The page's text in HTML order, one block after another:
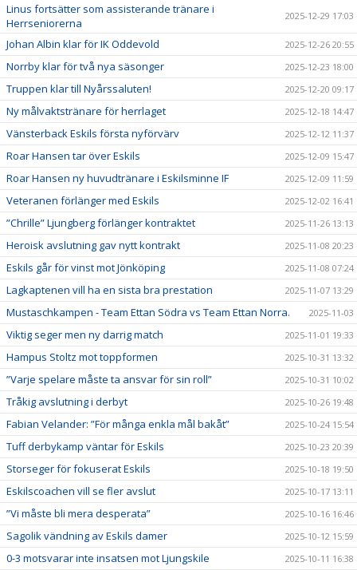
Linus fortsätter som assisterande tränare i
Herrseniorerna
2025-12-29 17:03
Johan Albin klar för IK Oddevold 2025-12-26 20:55
Norrby klar för två nya säsonger 2025-12-23 18:00
Truppen klar till Nyårssaluten! 2025-12-20 09:17
Ny målvaktstränare för herrlaget 2025-12-18 14:47
Vänsterback Eskils första nyförvärv 2025-12-12 11:37
Roar Hansen tar över Eskils 2025-12-09 15:47
Roar Hansen ny huvudtränare i Eskilsminne IF 2025-12-09 11:59
Veteranen förlänger med Eskils 2025-12-02 16:41
”Chrille” Ljungberg förlänger kontraktet 2025-11-26 13:13
Heroisk avslutning gav nytt kontrakt 2025-11-08 20:23
Eskils går för vinst mot Jönköping 2025-11-08 07:24
Lagkaptenen vill ha en sista bra prestation 2025-11-07 13:29
Mustaschkampen - Team Ettan Södra vs Team Ettan Norra. 2025-11-03
Viktig seger men ny darrig match 2025-11-01 19:33
Hampus Stoltz mot toppformen 2025-10-31 13:32
”Varje spelare måste ta ansvar för sin roll” 2025-10-31 10:02
Tråkig avslutning i derbyt 2025-10-26 19:48
Fabian Velander: ”För många enkla mål bakåt” 2025-10-24 15:54
Tuff derbykamp väntar för Eskils 2025-10-23 20:39
Storseger för fokuserat Eskils 2025-10-18 19:50
Eskilscoachen vill se fler avslut 2025-10-17 13:11
”Vi måste bli mera desperata” 2025-10-16 16:46
Sagolik vändning av Eskils damer 2025-10-12 15:59
0-3 motsvarar inte insatsen mot Ljungskile 2025-10-11 16:38